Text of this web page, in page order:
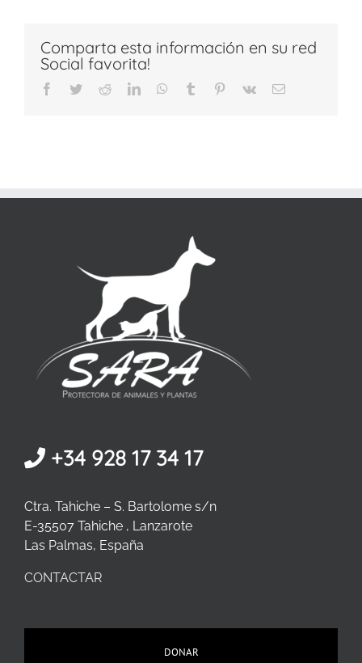
Comparta esta información en su red
Social favorita!
Facebook
TwitterRedditLinkedInWhatsApp
Tumblr Pinterest
Vk
Correo
+34 928 17 34 17
Ctra. Tahiche – S. Bartolome s/n
E-35507 Tahiche , Lanzarote
Las Palmas, España
CONTACTAR
DONAR